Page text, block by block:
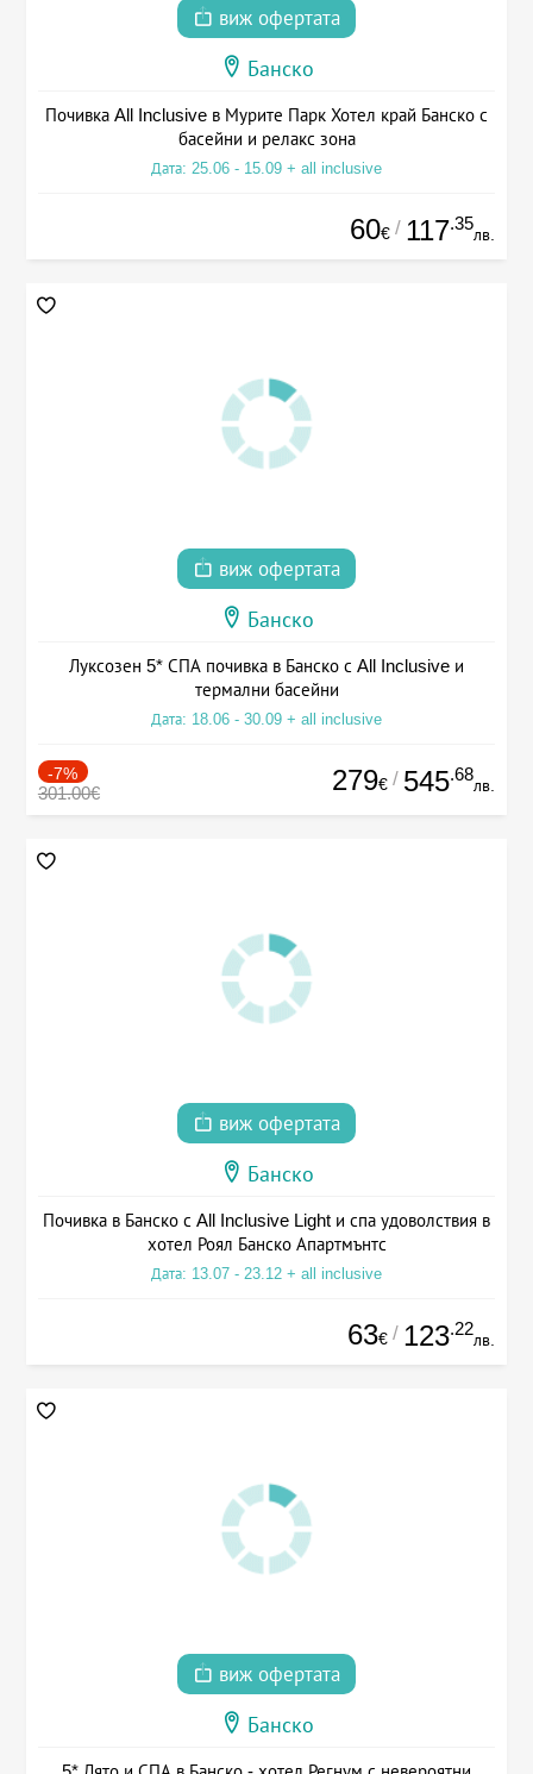
виж офертата
Банско
Почивка All Inclusive в Мурите Парк Хотел край Банско с
басейни и релакс зона
Дата: 25.06 - 15.09 + all inclusive
60€ / 117.35
лв.
виж офертата
Банско
Луксозен 5* СПА почивка в Банско с All Inclusive и
термални басейни
Дата: 18.06 - 30.09 + all inclusive
-7%
301.00€ 279€ / 545.68
лв.
виж офертата
Банско
Почивка в Банско с All Inclusive Light и спа удоволствия в
хотел Роял Банско Апартмънтс
Дата: 13.07 - 23.12 + all inclusive
63€ / 123.22
лв.
виж офертата
Банско